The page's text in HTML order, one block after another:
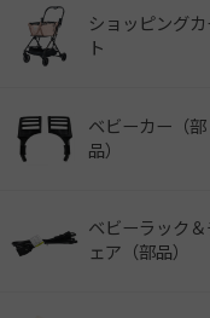
ショッピングカ
ト
ベビーカー（部
品）
ベビーラック＆
ェア（部品）